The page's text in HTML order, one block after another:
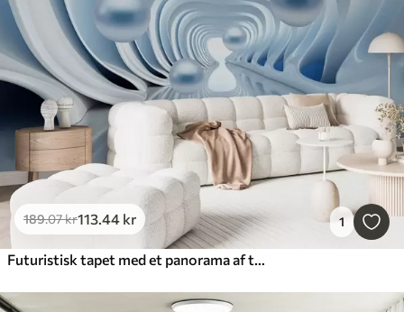
189.07kr113.44 kr 1
Futuristisk tapet med et panorama af tunnelen i perspektiv og flyvende perler